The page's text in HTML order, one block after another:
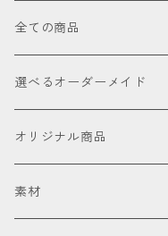
全ての商品
選べるオーダーメイド
お試し
オリジナル商品
セット販売品
素材